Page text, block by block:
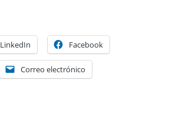
LinkedIn Facebook
Correo electrónico